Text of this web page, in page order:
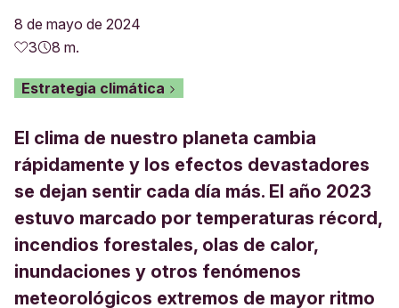
8 de mayo de 2024
3
8 m.
Estrategia climática
El clima de nuestro planeta cambia
rápidamente y los efectos devastadores
se dejan sentir cada día más. El año 2023
estuvo marcado por temperaturas récord,
incendios forestales, olas de calor,
inundaciones y otros fenómenos
meteorológicos extremos de mayor ritmo